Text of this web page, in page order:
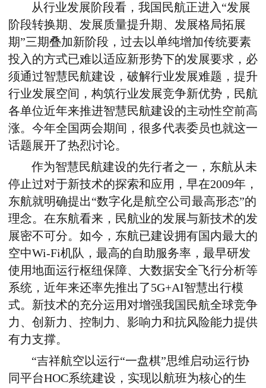
从行业发展阶段看，我国民航正进入“发展
阶段转换期、发展质量提升期、发展格局拓展
期”三期叠加新阶段，过去以单纯增加传统要素
投入的方式已难以适应新形势下的发展要求，必
须通过智慧民航建设，破解行业发展难题，提升
行业发展空间，构筑行业发展竞争新优势，民航
各单位近年来推进智慧民航建设的主动性空前高
涨。今年全国两会期间，很多代表委员也就这一
话题展开了热烈讨论。
作为智慧民航建设的先行者之一，东航从未
停止过对于新技术的探索和应用，早在2009年，
东航就明确提出“数字化是航空公司最高形态”的
理念。在东航看来，民航业的发展与新技术的发
展密不可分。如今，东航已建设拥有国内最大的
空中Wi-Fi机队，最高的自助服务率，最早研发
使用地面运行枢纽保障、大数据安全飞行分析等
系统，近年来还率先推出了5G+AI智慧出行模
式。新技术的充分运用对增强我国民航全球竞争
力、创新力、控制力、影响力和抗风险能力提供
有力支撑。
“吉祥航空以运行“一盘棋”思维启动运行协
同平台HOC系统建设，实现以航班为核心的生